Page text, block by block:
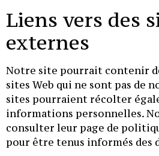
Liens vers des
externes
Notre site pourrait contenir
sites Web qui ne sont pas de
sites pourraient récolter
informations personnelles.
consulter leur page de
pour être tenus informés des